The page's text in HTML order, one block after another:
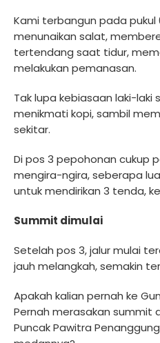
Kami terbangun pada pukul
menunaikan salat,
tertendang saat tidur,
melakukan pemanasan.
Tak lupa kebiasaan laki-laki
menikmati kopi, sambil
sekitar.
Di pos 3 pepohonan cukup
mengira-ngira, seberapa
untuk mendirikan 3 tenda,
Summit dimulai
Setelah pos 3, jalur mulai
jauh melangkah, semakin
Apakah kalian pernah ke
Pernah merasakan summit
Puncak Pawitra